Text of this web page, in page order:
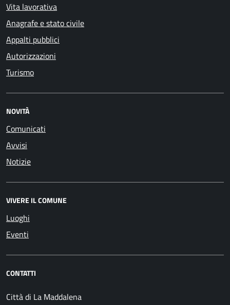
Vita lavorativa
Anagrafe e stato civile
Appalti pubblici
Autorizzazioni
Turismo
NOVITÀ
Comunicati
Avvisi
Notizie
VIVERE IL COMUNE
Luoghi
Eventi
CONTATTI
Città di La Maddalena